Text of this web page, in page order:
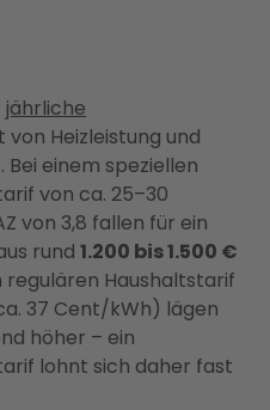
jährliche
von Heizleistung und
einem speziellen
von ca. 25–30
von 3,8 fallen für ein
rund 1.200 bis 1.500 €
regulären Haushaltstarif
37 Cent/kWh) lägen
höher – ein
lohnt sich daher fast